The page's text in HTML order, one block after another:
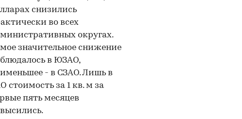
снизились
во всех
округах.
значительное снижение
в ЮЗАО,
- в СЗАО. Лишь в
стоимость за 1 кв. м за
пять месяцев